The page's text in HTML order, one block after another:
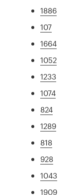
1886
107
1664
1052
1233
1074
824
1289
818
928
1043
1909